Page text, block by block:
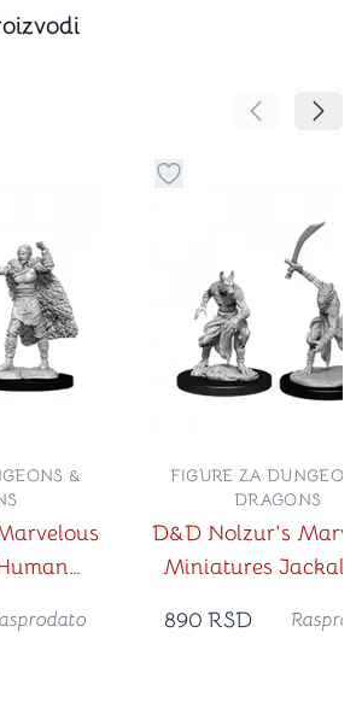
Pomeranje
stvari u kategoriju omiljeno
&
Dugme za dodavanje
D&D Nolzur's
Miniatures
FIGURE ZA
DRAGONS
890 RSD